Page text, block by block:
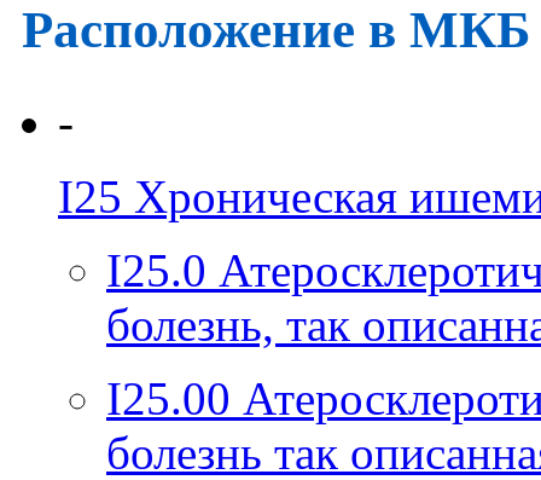
Расположение в
-
I25 Хроническая
I25.0
болезнь, так
I25.00
болезнь так